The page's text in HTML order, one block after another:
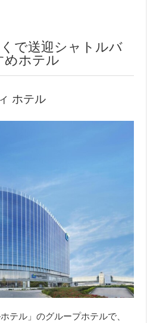
で送迎シャトルバ
めホテル
ホテル
テル」のグループホテルで、